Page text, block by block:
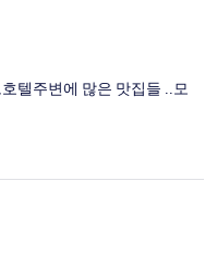
텔주변에 많은 맛집들 ..모